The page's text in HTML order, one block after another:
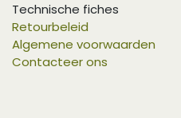
Technische fiches
Retourbeleid
Algemene voorwaarden
Contacteer ons